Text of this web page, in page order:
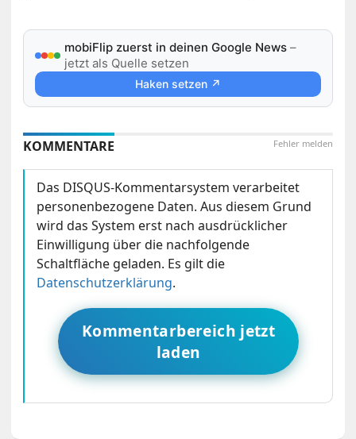
mobiFlip zuerst in deinen Google News –
jetzt als Quelle setzen
Haken setzen ↗
Fehler melden
KOMMENTARE
Das DISQUS-Kommentarsystem verarbeitet
personenbezogene Daten. Aus diesem Grund
wird das System erst nach ausdrücklicher
Einwilligung über die nachfolgende
Schaltfläche geladen. Es gilt die
Datenschutzerklärung.
Kommentarbereich jetzt
laden